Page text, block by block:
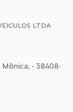
LTDA
- 38408-